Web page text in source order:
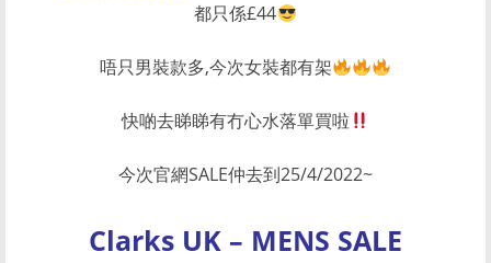
都只係£44
唔只男裝款多,今次女裝都有架
快啲去睇睇有冇心水落單買啦
今次官網SALE仲去到25/4/2022~
Clarks UK – MENS SALE